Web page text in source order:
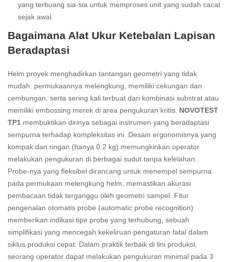
yang terbuang sia-sia untuk memproses unit yang sudah cacat
sejak awal.
Bagaimana Alat Ukur Ketebalan Lapisan
Beradaptasi
Helm proyek menghadirkan tantangan geometri yang tidak
mudah: permukaannya melengkung, memiliki cekungan dan
cembungan, serta sering kali terbuat dari kombinasi substrat atau
memiliki embossing merek di area pengukuran kritis. NOVOTEST
TP1 membuktikan dirinya sebagai instrumen yang beradaptasi
sempurna terhadap kompleksitas ini. Desain ergonomisnya yang
kompak dan ringan (hanya 0.2 kg) memungkinkan operator
melakukan pengukuran di berbagai sudut tanpa kelelahan.
Probe-nya yang fleksibel dirancang untuk menempel sempurna
pada permukaan melengkung helm, memastikan akurasi
pembacaan tidak terganggu oleh geometri sampel. Fitur
pengenalan otomatis probe (automatic probe recognition)
memberikan indikasi tipe probe yang terhubung, sebuah
simplifikasi yang mencegah kekeliruan pengaturan fatal dalam
siklus produksi cepat. Dalam praktik terbaik di lini produksi,
seorang operator dapat melakukan pengukuran minimal pada 3